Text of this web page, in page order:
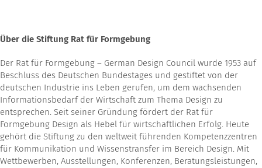
Über die Stiftung Rat für Formgebung
Der Rat für Formgebung – German Design Council wurde 1953 auf
Beschluss des Deutschen Bundestages und gestiftet von der
deutschen Industrie ins Leben gerufen, um dem wachsenden
Informationsbedarf der Wirtschaft zum Thema Design zu
entsprechen. Seit seiner Gründung fördert der Rat für
Formgebung Design als Hebel für wirtschaftlichen Erfolg. Heute
gehört die Stiftung zu den weltweit führenden Kompetenzzentren
für Kommunikation und Wissenstransfer im Bereich Design. Mit
Wettbewerben, Ausstellungen, Konferenzen, Beratungsleistungen,